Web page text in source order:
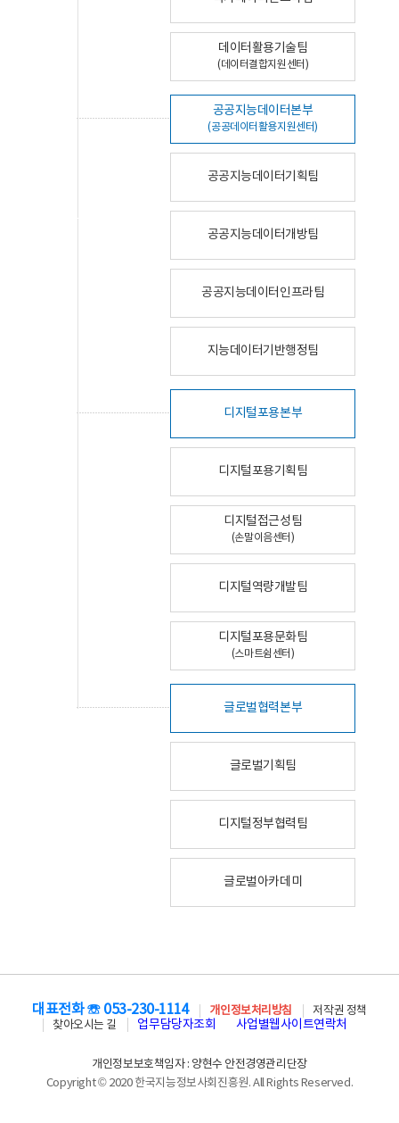
데이터활용기술팀
(데이터결합지원센터)
공공지능데이터본부
(공공데이터활용지원센터)
공공지능데이터기획팀
공공지능데이터개방팀
공공지능데이터인프라팀
지능데이터기반행정팀
디지털포용본부
디지털포용기획팀
디지털접근성팀
(손말이음센터)
디지털역량개발팀
디지털포용문화팀
(스마트쉼센터)
글로벌협력본부
글로벌기획팀
디지털정부협력팀
글로벌아카데미
대표전화 ☏ 053-230-1114 개인정보처리방침
저작권 정책
찾아오시는 길
업무담당자조회 사업별웹사이트연락처
개인정보보호책임자 : 양현수 안전경영관리단장
Copyright © 2020 한국지능정보사회진흥원. All Rights Reserved.